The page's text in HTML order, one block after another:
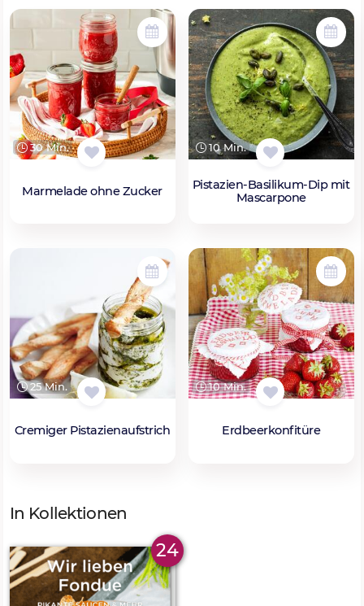
30 Min.
Marmelade ohne Zucker
10 Min.
Pistazien-Basilikum-Dip mit
Mascarpone
25 Min.
Cremiger Pistazienaufstrich
10 Min.
Erdbeerkonfitüre
In Kollektionen
24